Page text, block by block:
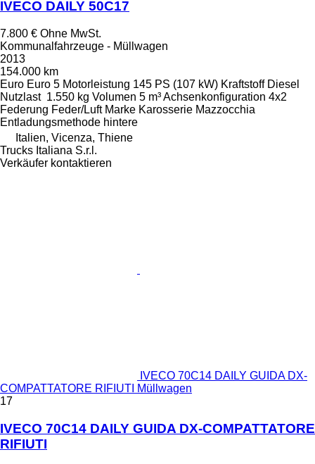
IVECO DAILY 50C17
7.800 € Ohne MwSt.
Kommunalfahrzeuge - Müllwagen
2013
154.000 km
Euro Euro 5 Motorleistung 145 PS (107 kW) Kraftstoff Diesel
Nutzlast 1.550 kg Volumen 5 m³Achsenkonfiguration 4x2
Federung Feder/Luft Marke Karosserie Mazzocchia
Entladungsmethode hintere
Italien, Vicenza, Thiene
Trucks Italiana S.r.l.
Verkäufer kontaktieren
IVECO 70C14 DAILY GUIDA DX-
COMPATTATORE RIFIUTI Müllwagen
17
IVECO 70C14 DAILY GUIDA DX-COMPATTATORE
RIFIUTI